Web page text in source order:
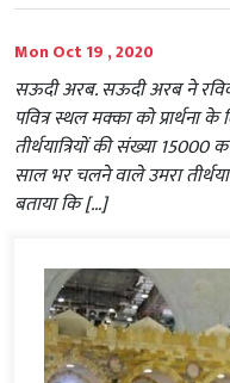
Mon Oct 19 , 2020
सऊदी अरब. सऊदी अरब ने
पवित्र स्थल मक्का को प्रार्थना
तीर्थयात्रियों की संख्या
साल भर चलने वाले उमरा
बताया कि […]